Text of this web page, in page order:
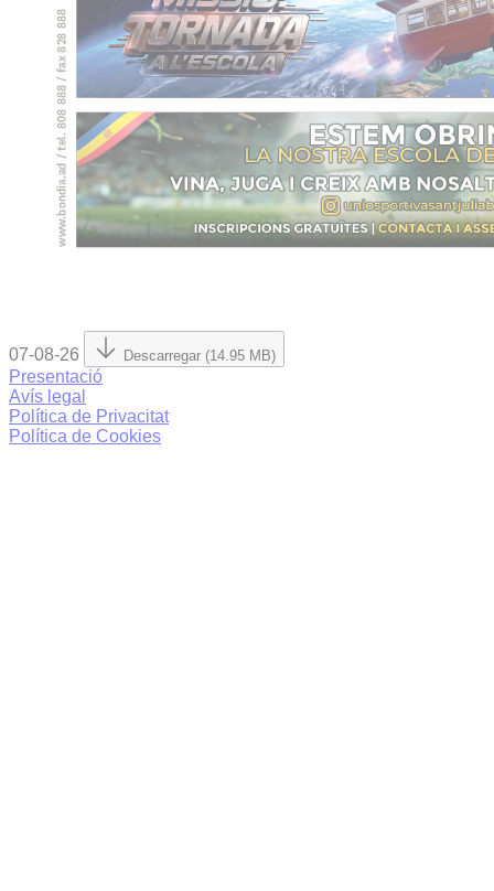
07-08-26 Descarregar (14.95 MB)
Presentació
Avís legal
Política de Privacitat
Política de Cookies